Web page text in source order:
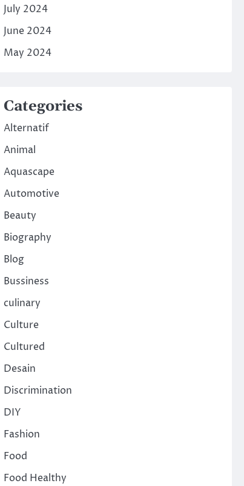
July 2024
June 2024
May 2024
Categories
Alternatif
Animal
Aquascape
Automotive
Beauty
Biography
Blog
Bussiness
culinary
Culture
Cultured
Desain
Discrimination
DIY
Fashion
Food
Food Healthy